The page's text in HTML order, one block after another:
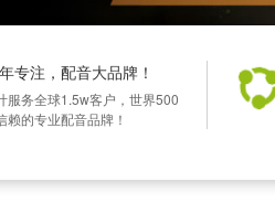
专注，配音大品牌！
服务全球1.5w客户，世界500
赖的专业配音品牌！